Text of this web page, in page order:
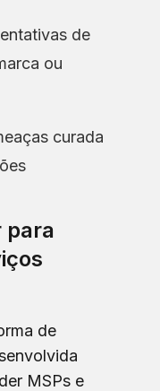
de
ou
curada
para
de
MSPs e